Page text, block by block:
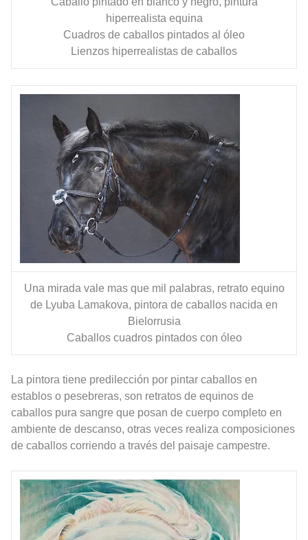
hiperrealista equina
Cuadros de caballos pintados al óleo
Lienzos hiperrealistas de caballos
Una mirada vale mas que mil palabras, retrato equino
de Lyuba Lamakova, pintora de caballos nacida en
Bielorrusia
Caballos cuadros pintados con óleo
La pintora tiene predilección por pintar caballos en
establos o pesebreras, son retratos de equinos de
caballos pura sangre que posan de cuerpo completo en
ambiente de descanso, otras veces realiza composiciones
de caballos corriendo a través del paisaje campestre.